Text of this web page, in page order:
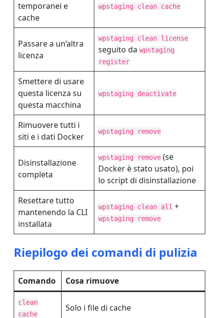
temporanei e
cache
wpstaging clean cache
Passare a un’altra
licenza
wpstaging clean license
seguito da wpstaging
register
Smettere di usare
questa licenza su
questa macchina
wpstaging deactivate
Rimuovere tutti i
siti e i dati Docker
wpstaging remove
Disinstallazione
completa
wpstaging remove (se
Docker è stato usato), poi
lo script di disinstallazione
Resettare tutto
mantenendo la CLI
installata
wpstaging clean all +
wpstaging remove
Riepilogo dei comandi di pulizia
Comando Cosa rimuove
clean
cache
Solo i file di cache